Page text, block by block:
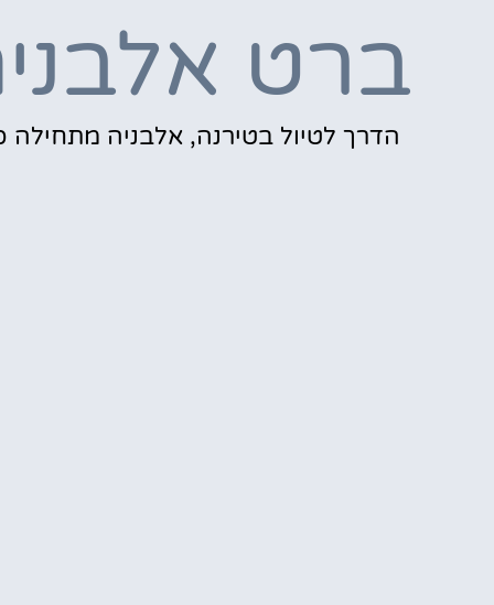
ברט
הדרך לטיול בטירנה, אלבניה מתחילה